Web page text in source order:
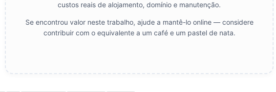
custos reais de alojamento, domínio e manutenção.
Se encontrou valor neste trabalho, ajude a mantê-lo online — considere
contribuir com o equivalente a um café e um pastel de nata.